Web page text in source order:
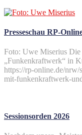
Presseschau RP-
Foto: Uwe Miserius Die
„Funkenkraftwerk“ in
https://rp-online.de/nrw/
mit-funkenkraftwerk-
Sessionsorden 2026